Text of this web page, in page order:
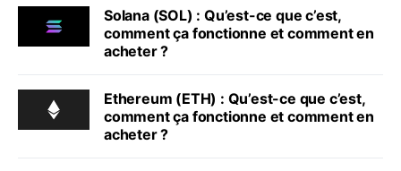
Solana (SOL) : Qu’est-ce que c’est,
comment ça fonctionne et comment en
acheter ?
Ethereum (ETH) : Qu’est-ce que c’est,
comment ça fonctionne et comment en
acheter ?